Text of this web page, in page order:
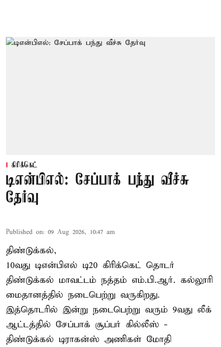
கிரிக்கெட்
டிஎன்பிஎல்: சேப்பாக் பந்து வீச்சு
தேர்வு
Published on: 09 Aug 2026, 10:47 am
திண்டுக்கல்,
10வது டிஎன்பிஎல் டி20 கிரிக்கெட் தொடர்
திண்டுக்கல் மாவட்டம் நத்தம் எம்.பி.ஆர். கல்லூரி
மைதானத்தில் நடைபெற்று வருகிறது.
இத்தொடரில் இன்று நடைபெற்று வரும் 9வது லீக்
ஆட்டத்தில் சேப்பாக் சூப்பர் கில்லீஸ் -
திண்டுக்கல் டிராகன்ஸ் அணிகள் மோதி